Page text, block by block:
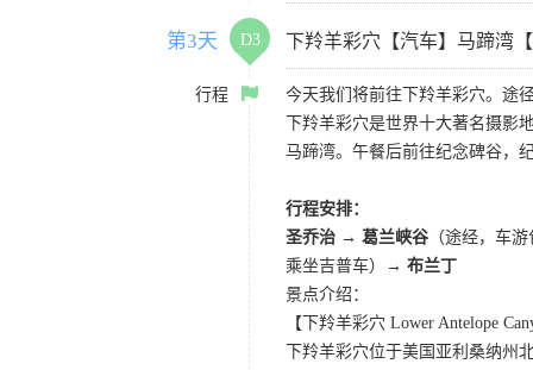
第3天 D3 下羚羊彩穴【汽车】马蹄湾
行程
今天我们将前往下羚羊彩穴。途
下羚羊彩穴是世界十大著名摄
马蹄湾。午餐后前往纪念碑谷，
行程安排：
圣乔治 → 葛兰峡谷 （途经，车
乘坐吉普车）→ 布兰丁
景点介绍：
【下羚羊彩穴 Lower Antelope
下羚羊彩穴位于美国亚利桑纳